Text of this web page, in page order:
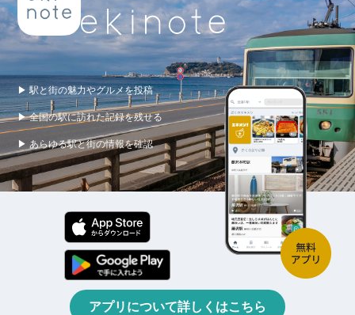
▶ 駅と街の魅力やグルメを投稿
▶ 全国の駅に訪れた記録を残せる
▶ あらゆる駅と街の情報を確認
アプリについて詳しくはこちら